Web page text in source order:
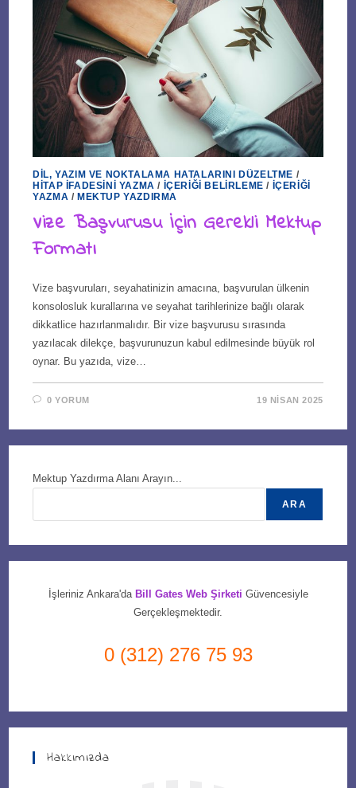
DIL, YAZIM VE NOKTALAMA HATALARINI DÜZELTME /
HITAP İFADESINI YAZMA / İÇERIĞI BELIRLEME / İÇERIĞI
YAZMA /MEKTUP YAZDIRMA
Vize Başvurusu İçin Gerekli Mektup
Formatı
Vize başvuruları, seyahatinizin amacına, başvurulan ülkenin
konsolosluk kurallarına ve seyahat tarihlerinize bağlı olarak
dikkatlice hazırlanmalıdır. Bir vize başvurusu sırasında
yazılacak dilekçe, başvurunuzun kabul edilmesinde büyük rol
oynar. Bu yazıda, vize…
0 YORUM 19 NISAN 2025
Mektup Yazdırma Alanı Arayın...
ARA
İşleriniz Ankara'da Bill Gates Web Şirketi Güvencesiyle
Gerçekleşmektedir.
0 (312) 276 75 93
Hakkımızda